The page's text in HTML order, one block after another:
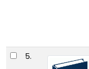
5.